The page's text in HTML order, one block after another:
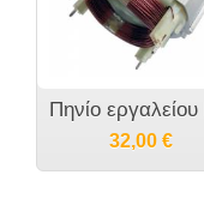
32,00 €